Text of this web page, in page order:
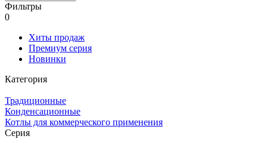
Фильтры
0
Хиты продаж
Премиум серия
Новинки
Категория
Традиционные
Конденсационные
Котлы для коммерческого применения
Серия